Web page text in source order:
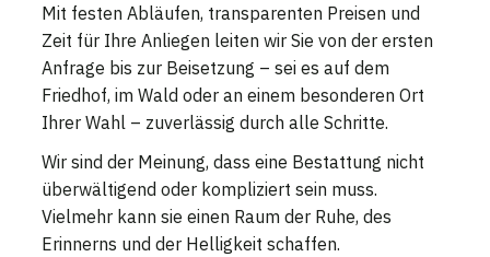
Mit festen Abläufen, transparenten Preisen und
Zeit für Ihre Anliegen leiten wir Sie von der ersten
Anfrage bis zur Beisetzung – sei es auf dem
Friedhof, im Wald oder an einem besonderen Ort
Ihrer Wahl – zuverlässig durch alle Schritte.
Wir sind der Meinung, dass eine Bestattung nicht
überwältigend oder kompliziert sein muss.
Vielmehr kann sie einen Raum der Ruhe, des
Erinnerns und der Helligkeit schaffen.